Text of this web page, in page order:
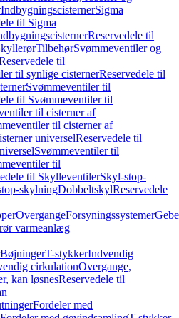
IndbygningscisternerSigma
til Sigma
Reservedele til
TilbehørSvømmeventiler og
til
til synlige cisternerReservedele til
Svømmeventiler til
til Svømmeventiler til
til cisterner af
til cisterner af
universelReservedele til
Svømmeventiler til
til
til SkylleventilerSkyl-stop-
skylningDobbeltskylReservedele
OvergangeForsyningssystemer
varmeanlæg
BøjningerT-stykkerIndvendig
cirkulationOvergange,
kan løsnesReservedele til
Fordeler med